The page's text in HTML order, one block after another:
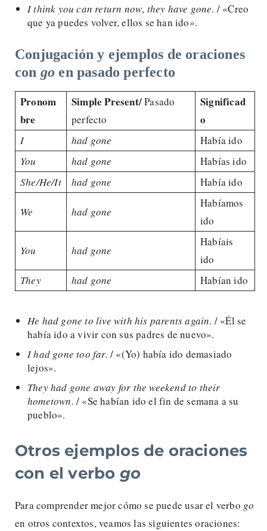
I think you can return now, they have gone. / «Creo
que ya puedes volver, ellos se han ido».
Conjugación y ejemplos de oraciones
con go en pasado perfecto
Pronom
bre
Simple Present/Pasado
perfecto
Significad
o
I had gone
Había ido
You
had gone
Habías ido
She/He/It
had gone Había ido
We had gone
Habíamos
ido
You had gone
Habíais
ido
They
had gone Habían ido
He had gone to live with his parents again. / «Él se
había ido a vivir con sus padres de nuevo».
I had gone too far. / «(Yo) había ido demasiado
lejos».
They had gone away for the weekend to their
hometown. / «Se habían ido el fin de semana a su
pueblo».
Otros ejemplos de oraciones
con el verbo go
Para comprender mejor cómo se puede usar el verbo go
en otros contextos, veamos las siguientes oraciones: